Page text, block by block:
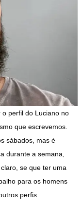
perfil do Luciano no
que escrevemos.
sábados, mas é
durante a semana,
se que ter uma
para os homens
perfis.